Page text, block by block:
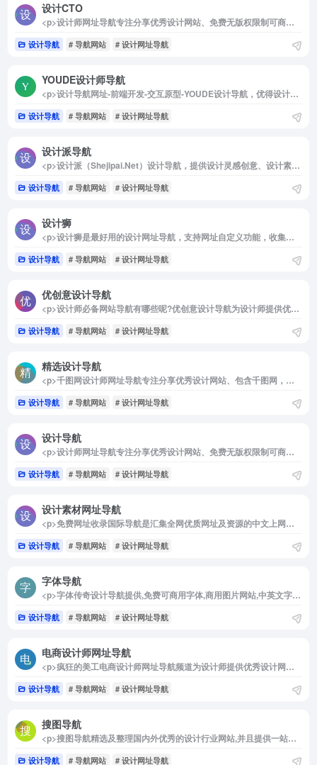
设计CTO
<p>设计师网址导航专注分享优秀设计网站、免费无版权限制可商用的高品质素材，设计教程、尺寸规范、配色方案、设计素材和灵感</p>
设计导航 # 导航网站 # 设计网址导航
YOUDE设计师导航
<p>设计导航网址-前端开发-交互原型-YOUDE设计导航，优得设计导航，提供免费素材，优秀设计资源</p>
设计导航 # 导航网站 # 设计网址导航
设计派导航
<p>设计派（Shejipai.Net）设计导航，提供设计灵感创意、设计素材、设计工具、设计教程文章、设计交流社区、设计资源下载、无版权音乐字体图片下载网站等一站式解决方案的设计导航，让天下没有复杂的设计。</p>
设计导航 # 导航网站 # 设计网址导航
设计狮
<p>设计狮是最好用的设计网址导航，支持网址自定义功能，收集了设计师常用的设计素材和设计软件、设计工具、高清图库、免费图库、p图技巧及设计教程等优秀内容。</p>
设计导航 # 导航网站 # 设计网址导航
优创意设计导航
<p>设计师必备网站导航有哪些呢?优创意设计导航为设计师提供优秀设计网站导航、设计师网址导航,网站大全导航,设计网址大全</p>
设计导航 # 导航网站 # 设计网址导航
精选设计导航
<p>千图网设计师网址导航专注分享优秀设计网站、包含千图网，千图pro，摄图网，包图网，花瓣网等高清图库、设计教程、尺寸规范、配色方案、设计素材和灵感采集等，还可以自定义自己喜欢的设计网站，方便快捷，一键收藏使用。</p>
设计导航 # 导航网站 # 设计网址导航
设计导航
<p>设计师网址导航专注分享优秀设计网站、免费无版权限制可商用的高品质素材，设计教程、尺寸规范、配色方案、设计素材和灵感</p>
设计导航 # 导航网站 # 设计网址导航
设计素材网址导航
<p>免费网址收录国际导航是汇集全网优质网址及资源的中文上网导航。及时收录分类的网址,让您的网络生活更简单精彩。上网,从国际导航开始</p>
设计导航 # 导航网站 # 设计网址导航
字体导航
<p>字体传奇设计导航提供,免费可商用字体,商用图片网站,中英文字体,书法字体,字库字体,字体大全,PSD矢量素材,LOGO生成,等海量设计师学习导航,字体教程,LOGO教程,国外设计教程,</p>
设计导航 # 导航网站 # 设计网址导航
电商设计师网址导航
<p>疯狂的美工电商设计师网址导航频道为设计师提供优秀设计网站、设计教程、尺寸规范、配色方案、设计素材、灵感、用户体验、网页设计等全方位设计师网站导航指引。最好用的设计师导航！</p>
设计导航 # 导航网站 # 设计网址导航
搜图导航
<p>搜图导航精选及整理国内外优秀的设计行业网站,并且提供一站式快速搜索图像服务支持全网正版图片搜索。拥有以图搜图、智能配色、字体生成、个性定制等功能。给你带来更好的搜图体验,并且收录了十几类设计相关网站包括高清图库、灵感创意、素材资源、教程文章、设计工具、绘画涂鸦、建模贴图、设计社区、字体下载、图标下载等网站。</p>
设计导航 # 导航网站 # 设计网址导航